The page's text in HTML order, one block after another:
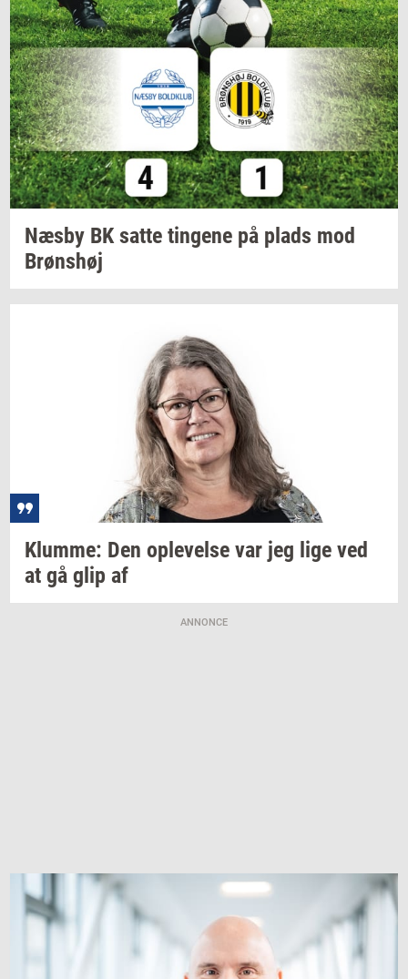
Næsby BK satte tin­ge­ne på plads mod
Brøns­høj
Klum­me: Den op­le­vel­se var jeg lige ved
at gå glip af
ANNONCE